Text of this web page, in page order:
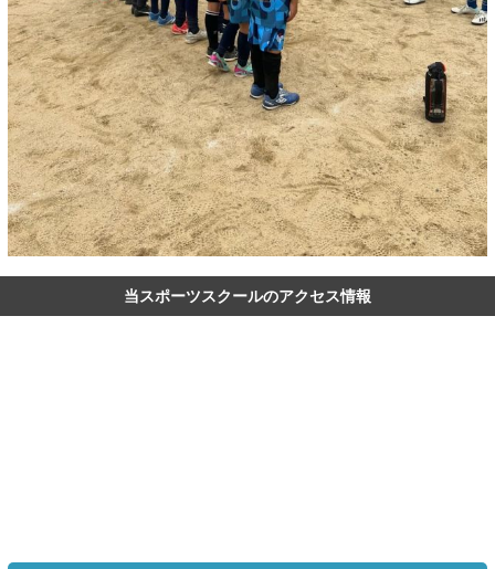
当スポーツスクールのアクセス情報